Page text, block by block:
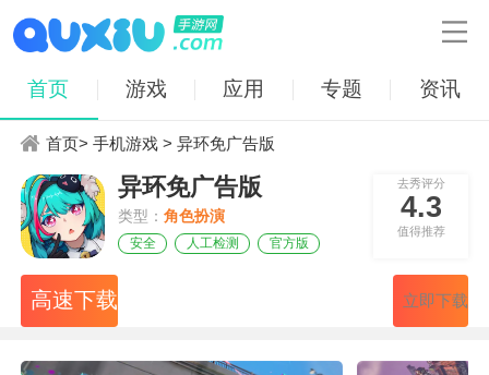

首页 游戏 应用 专题 资讯
首页>手机游戏 > 异环免广告版
异环免广告版
类型：角色扮演
安全 人工检测 官方版
去秀评分
4.3
值得推荐
高速下载 立即下载